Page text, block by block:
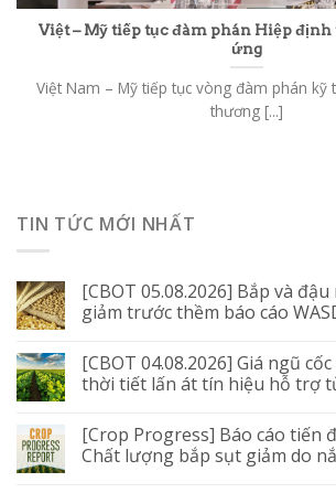
Việt – Mỹ tiếp tục đàm phán Hiệp
ứng
Việt Nam – Mỹ tiếp tục vòng đàm phán kỹ
thương [...]
TIN TỨC MỚI NHẤT
[CBOT 05.08.2026] Bắp và
giảm trước thềm báo cáo
[CBOT 04.08.2026] Giá ngũ
thời tiết lấn át tín hiệu hỗ trợ
[Crop Progress] Báo cáo tiến
Chất lượng bắp sụt giảm do